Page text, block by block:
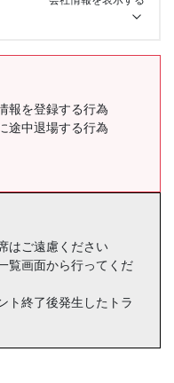
報を登録する行為
途中退場する行為
はご遠慮ください
覧画面から行ってくだ
ト終了後発生したトラ